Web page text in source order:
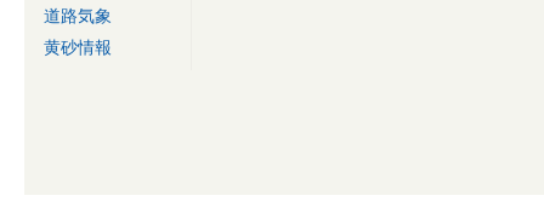
道路気象
黄砂情報